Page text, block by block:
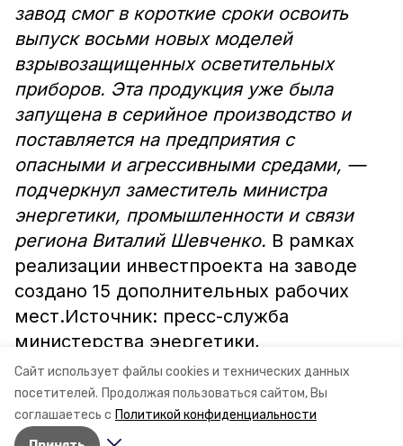
Сайт использует файлы cookies и технических данных
посетителей. Продолжая пользоваться сайтом, Вы
соглашаетесь с Политикой конфиденциальности
завод смог в короткие сроки освоить
выпуск восьми новых моделей
взрывозащищенных осветительных
приборов. Эта продукция уже была
запущена в серийное производство и
поставляется на предприятия с
опасными и агрессивными средами, —
подчеркнул заместитель министра
энергетики, промышленности и связи
региона Виталий Шевченко. В рамках
реализации инвестпроекта на заводе
создано 15 дополнительных рабочих
мест.Источник: пресс-служба
министерства энергетики,
промышленности и связи
Ставропольского края